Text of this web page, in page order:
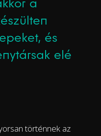
a
és
elé
történnek az